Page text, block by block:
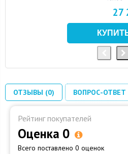
27
ОТЗЫВЫ (0) ВОПРОС-ОТВЕТ
Рейтинг покупателей
Оценка 0
Всего поставлено 0 оценок